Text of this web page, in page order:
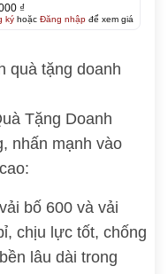
₫
kýhoặc Đăng nhậpđể xem giá
quà tặng doanh
Tặng Doanh
nhấn mạnh vào
bố 600 và vải
chịu lực tốt, chống
lâu dài trong